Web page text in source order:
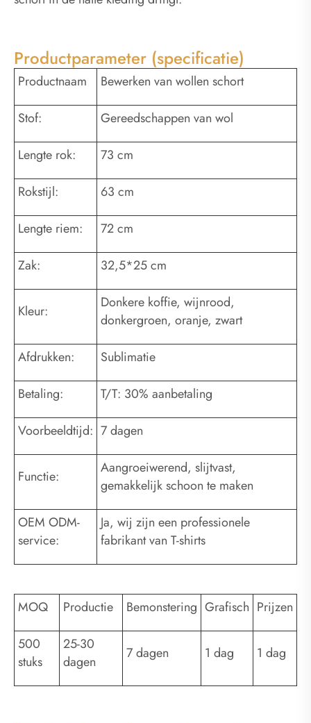
Productparameter (specificatie)
Productnaam Bewerken van wollen schort
Stof: Gereedschappen van wol
Lengte rok: 73 cm
Rokstijl: 63 cm
Lengte riem: 72 cm
Zak: 32,5*25 cm
Kleur:
Donkere koffie, wijnrood,
donkergroen, oranje, zwart
Afdrukken: Sublimatie
Betaling: T/T: 30% aanbetaling
Voorbeeldtijd: 7 dagen
Functie:
Aangroeiwerend, slijtvast,
gemakkelijk schoon te maken
OEM ODM-
service:
Ja, wij zijn een professionele
fabrikant van T-shirts
MOQ Productie Bemonstering Grafisch Prijzen
500
stuks
25-30
dagen
7 dagen 1 dag 1 dag